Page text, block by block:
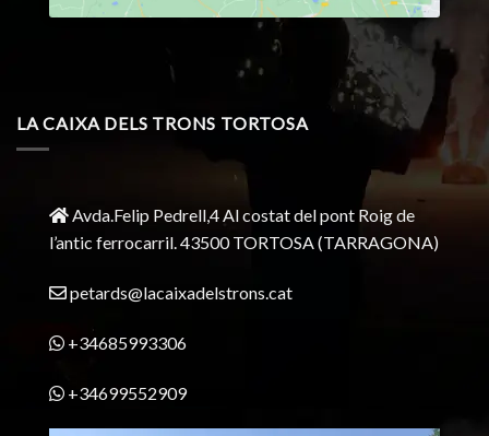
LA CAIXA DELS TRONS TORTOSA
Avda.Felip Pedrell,4 Al costat del pont Roig de
l’antic ferrocarril.43500 TORTOSA(TARRAGONA)
petards@lacaixadelstrons.cat
+34685993306
+34699552909